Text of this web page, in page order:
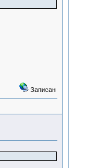
Записан